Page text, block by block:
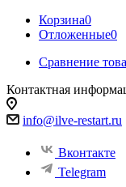
Корзина0
Отложенные0
Сравнение
Контактная
info@ilve-restart.ru
Вконтакте
Telegram